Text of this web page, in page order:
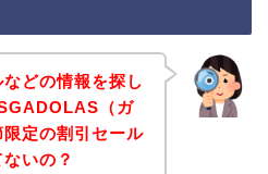
どの情報を探し
（ガ
定の割引セール
いの？